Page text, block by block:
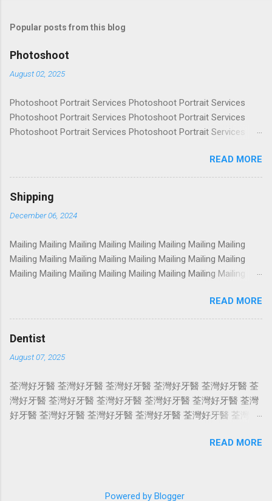
Popular posts from this blog
Photoshoot
August 02, 2025
Photoshoot Portrait Services Photoshoot Portrait Services
Photoshoot Portrait Services Photoshoot Portrait Services
Photoshoot Portrait Services Photoshoot Portrait Services
Photoshoot Portrait Services Photoshoot Portrait Services
Photoshoot Portrait Services Photoshoot Portrait Services
Photoshoot Portrait Services Photoshoot Portrait Services
Photoshoot Portrait Services Photoshoot Portrait Services
Photoshoot Portrait Services Photoshoot Portrait Services
Photoshoot Portrait Services Photoshoot Portrait Services
Photoshoot Portrait Services Photoshoot Portrait Services
Photoshoot Portrait Services Photoshoot Portrait Services
Photoshoot Portrait Services Photoshoot Portrait Services
Photoshoot Portrait Services Photoshoot Portrait Services
Photosho...
READ MORE
Shipping
December 06, 2024
Mailing Mailing Mailing Mailing Mailing Mailing Mailing Mailing
Mailing Mailing Mailing Mailing Mailing Mailing Mailing Mailing
Mailing Mailing Mailing Mailing Mailing Mailing Mailing Mailing
Mailing Mailing Mailing Mailing Mailing Mailing Mailing Mailing
Mailing Mailing Mailing Mailing Mailing Mailing Mailing Mailing
Mailing Mailing Mailing Mailing Mailing Mailing Mailing Mailing
Mailing Mailing Mailing Mailing Mailing Mailing Mailing Mailing
Mailing Mailing Mailing Mailing Mailing Mailing Mailing Mailing
Mailing Mailing Mailing Mailing Mailing Mailing Mailing Mailing
Mailing Mailing Mailing Mailing ...
READ MORE
Dentist
August 07, 2025
荃灣好牙醫 荃灣好牙醫 荃灣好牙醫 荃灣好牙醫 荃灣好牙醫 荃
灣好牙醫 荃灣好牙醫 荃灣好牙醫 荃灣好牙醫 荃灣好牙醫 荃灣
好牙醫 荃灣好牙醫 荃灣好牙醫 荃灣好牙醫 荃灣好牙醫 荃灣好
醫 荃灣好牙醫 荃灣好牙醫 荃灣好牙醫 荃灣好牙醫 荃灣好牙醫
READ MORE
Powered by Blogger